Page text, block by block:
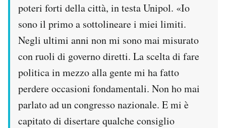
poteri forti della città, in testa Unipol. «Io
sono il primo a sottolineare i miei limiti.
Negli ultimi anni non mi sono mai misurato
con ruoli di governo diretti. La scelta di fare
politica in mezzo alla gente mi ha fatto
perdere occasioni fondamentali. Non ho mai
parlato ad un congresso nazionale. E mi è
capitato di disertare qualche consiglio